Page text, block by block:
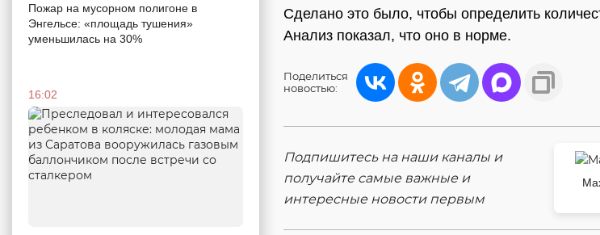
Пожар на мусорном полигоне в
Энгельсе: «площадь тушения»
уменьшилась на 30%
16:02
Сделано это было, чтобы определить
Анализ показал, что оно в норме.
Поделиться
новостью:
Подпишитесь на наши каналы и
получайте самые важные и
интересные новости первым